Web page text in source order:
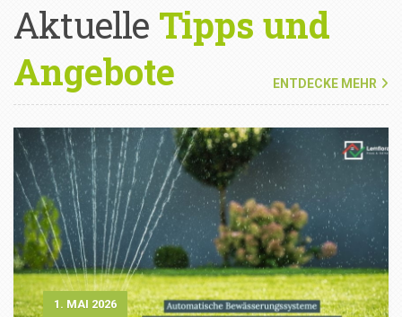
Aktuelle Tipps und
Angebote
ENTDECKE MEHR
1. MAI 2026